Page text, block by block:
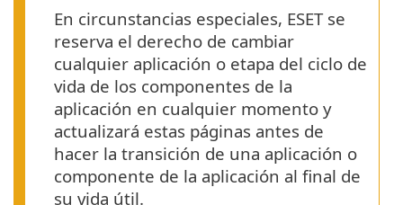
En circunstancias especiales, ESET se
reserva el derecho de cambiar
cualquier aplicación o etapa del ciclo de
vida de los componentes de la
aplicación en cualquier momento y
actualizará estas páginas antes de
hacer la transición de una aplicación o
componente de la aplicación al final de
su vida útil.